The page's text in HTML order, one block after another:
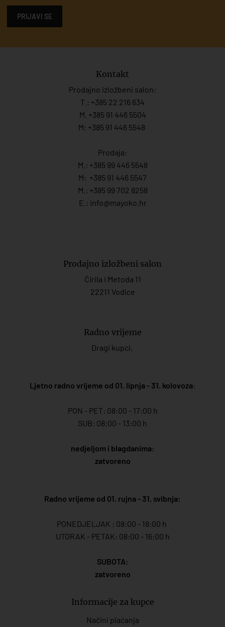
PRIJAVI SE
Kontakt
Prodajno izložbeni salon:
T.: +385 22 216 634
M. +385 91 446 5504
M: +385 91 446 5548
Prodaja:
M.: +385 99 446 5548
M: +385 91 446 5547
M.: +385 99 702 8258
E.: info@mayoko. hr
Prodajno izložbeni salon
Ćirila i Metoda 11
22211 Vodice
Radno vrijeme
Dragi kupci,
Ljetno radno vrijeme od 01. lipnja - 31. kolovoza:
PON - PET: 08:00 - 17:00 h
SUB: 08:00 - 13:00 h
nedjeljom i blagdanima:
zatvoreno
Radno vrijeme od 01. rujna - 31. svibnja:
PONEDJELJAK : 08:00 - 18:00 h
UTORAK - PETAK: 08:00 - 16:00 h
SUBOTA:
zatvoreno
Informacije za kupce
Načini plaćanja